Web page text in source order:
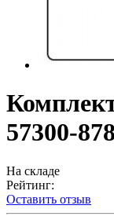
57300-
На складе
Рейтинг:
Оставить отзыв